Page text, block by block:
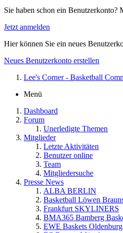
Sie haben schon ein Benutzerkonto?
Jetzt anmelden
Hier können Sie ein neues
Neues Benutzerkonto erstellen
Lee's Corner - Basketball
Menü
Dashboard
Forum
Unerledigte Themen
Mitglieder
Letzte Aktivitäten
Benutzer online
Team
Mitgliedersuche
Presse News
ALBA BERLIN
Basketball Löwen
Frankfurt SKYLINERS
BMA365 Bamberg
EWE Baskets Oldenburg